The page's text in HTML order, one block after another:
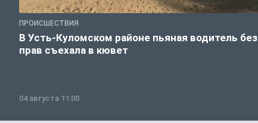
ПРОИСШЕСТВИЯ
В Усть-Куломском районе пьяная водитель без
прав съехала в кювет
04 августа 11:00